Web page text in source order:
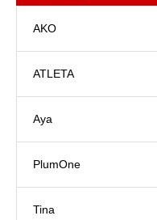
AKO
ATLETA
Aya
PlumOne
Tina